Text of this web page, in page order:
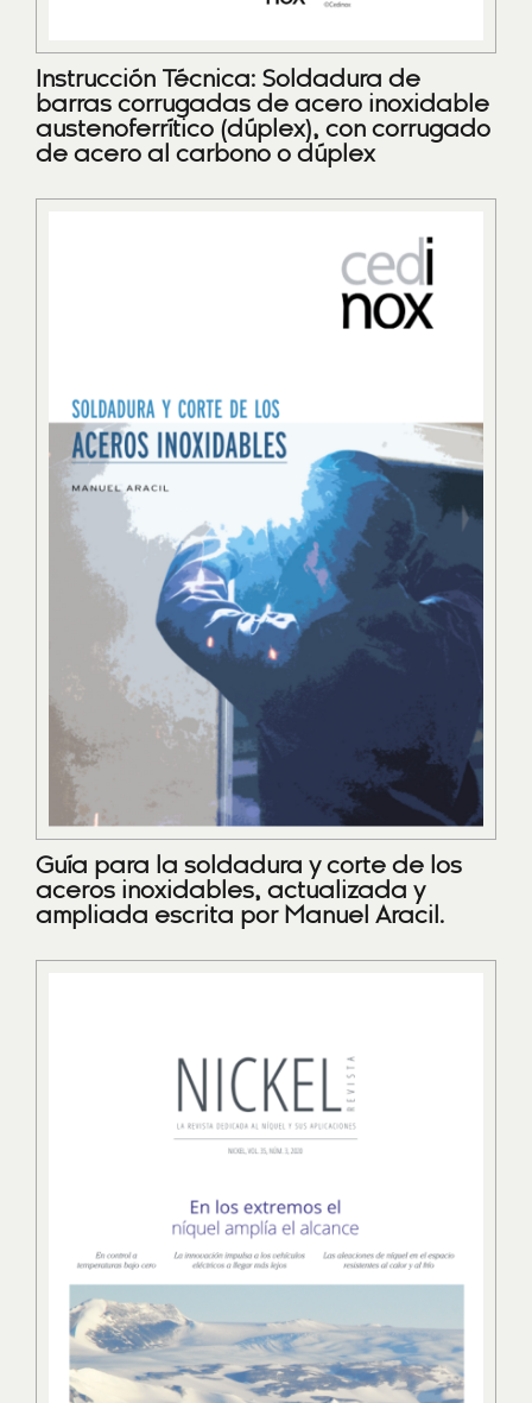
Instrucción Técnica: Soldadura de
barras corrugadas de acero inoxidable
austenoferrítico (dúplex), con corrugado
de acero al carbono o dúplex
Guía para la soldadura y corte de los
aceros inoxidables, actualizada y
ampliada escrita por Manuel Aracil.